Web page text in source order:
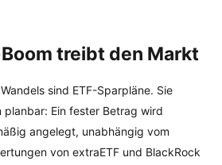
treibt den Markt
sind ETF-Sparpläne. Sie
planbar: Ein fester Betrag wird
angelegt, unabhängig vom
von extraETF und BlackRock